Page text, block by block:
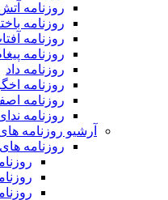
روزنامه
روزنامه
روزنامه
روزنامه
روزنامه داد
روزنامه
روزنامه
روزنامه
آرشیو روزنامه
روزنامه